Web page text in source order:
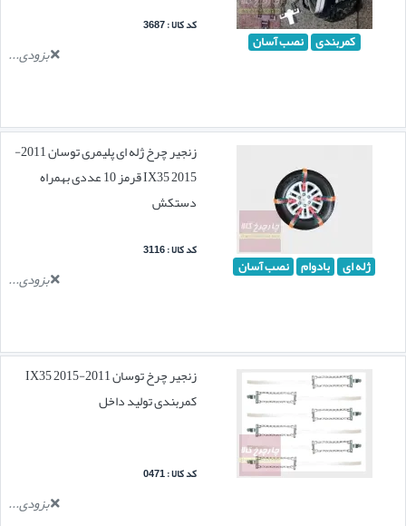
کمربندی نصب آسان
کد کالا : 3687
بزودی...
ژله ای بادوام نصب آسان
زنجیر چرخ ژله ای پلیمری توسان 2011-
2015 IX35 قرمز 10 عددی بهمراه
دستکش
کد کالا : 3116
بزودی...
زنجیر چرخ توسان 2011-2015 IX35
کمربندی تولید داخل
کد کالا : 0471
بزودی...